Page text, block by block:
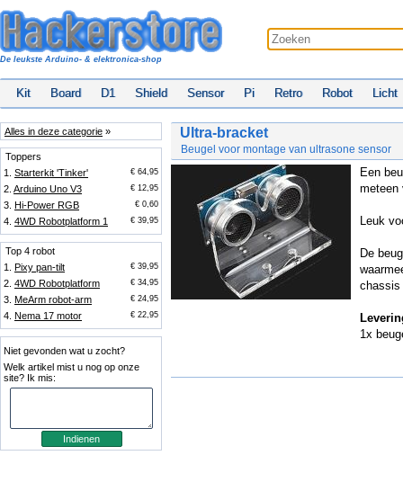
De leukste Arduino- & elektronica-shop
Kit Board D1 Shield Sensor Pi Retro Robot Licht
Alles in deze categorie »
Toppers
1. Starterkit 'Tinker' € 64,95
2. Arduino Uno V3 € 12,95
3. Hi-Power RGB € 0,60
4. 4WD Robotplatform 1 € 39,95
Top 4 robot
1. Pixy pan-tilt € 39,95
2. 4WD Robotplatform € 34,95
3. MeArm robot-arm € 24,95
4. Nema 17 motor € 22,95
Niet gevonden wat u zocht?
Welk artikel mist u nog op onze
site? Ik mis:
Ultra-bracket
Beugel voor montage van ultrasone sensor
Een
meteen
Leuk
De
chassis
1x